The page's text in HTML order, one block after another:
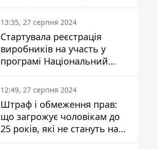
13:35, 27 серпня 2024
Стартувала реєстрація
виробників на участь у
програмі Національний
кешбек: як це зробити
через портал Дія
12:49, 27 серпня 2024
Штраф і обмеження прав:
що загрожує чоловікам до
25 років, які не стануть на
військовий облік